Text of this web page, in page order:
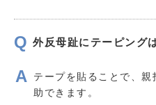
外反母趾にテーピング
テープを貼ることで、
助できます。